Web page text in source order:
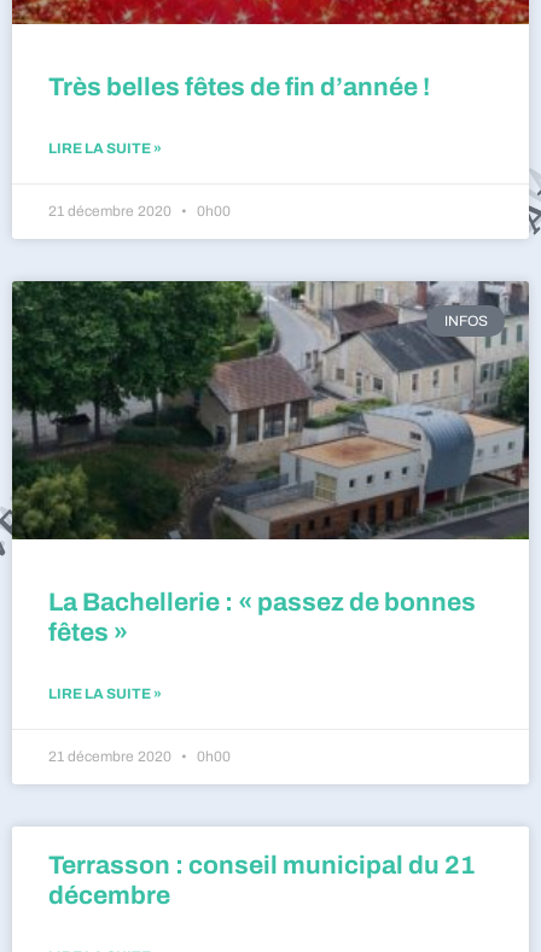
Très belles fêtes de fin d’année !
LIRE LA SUITE »
21 décembre 2020 0h00
INFOS
La Bachellerie : « passez de bonnes
fêtes »
LIRE LA SUITE »
21 décembre 2020 0h00
Terrasson : conseil municipal du 21
décembre